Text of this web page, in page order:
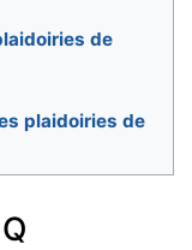
de
plaidoiries de